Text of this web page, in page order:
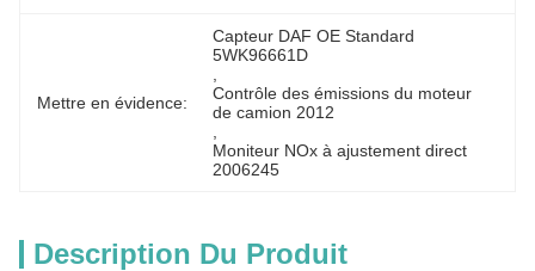
Mettre en évidence:
Capteur DAF OE Standard
5WK96661D
Contrôle des émissions du moteur
de camion 2012
Moniteur NOx à ajustement direct
2006245
Description Du Produit